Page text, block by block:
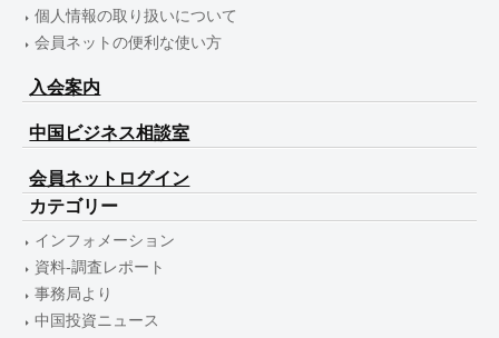
個人情報の取り扱いについて
会員ネットの便利な使い方
入会案内
中国ビジネス相談室
会員ネットログイン
カテゴリー
インフォメーション
資料-調査レポート
事務局より
中国投資ニュース